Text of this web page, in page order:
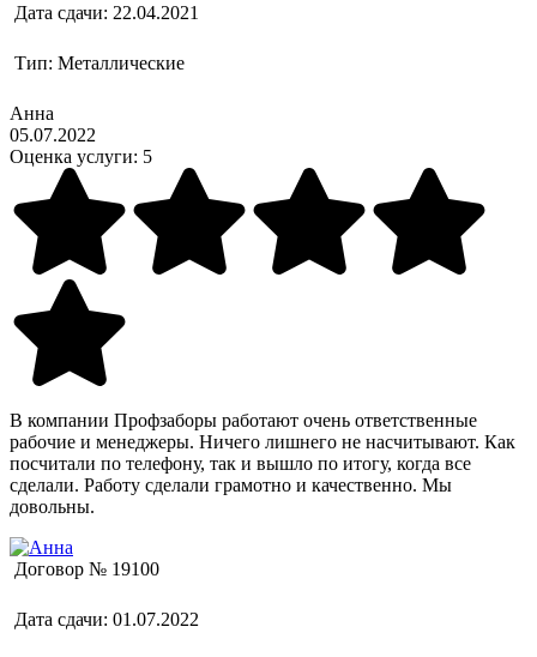
Дата сдачи: 22.04.2021
Тип: Металлические
Анна
05.07.2022
Оценка услуги: 5
В компании Профзаборы работают очень ответственные
рабочие и менеджеры. Ничего лишнего не насчитывают. Как
посчитали по телефону, так и вышло по итогу, когда все
сделали. Работу сделали грамотно и качественно. Мы
довольны.
Договор № 19100
Дата сдачи: 01.07.2022